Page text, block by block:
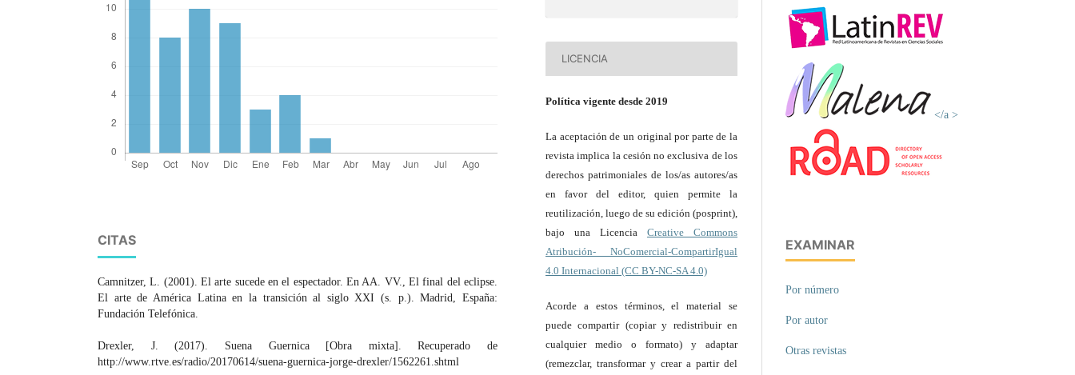
CITAS
Camnitzer, L. (2001). El arte sucede en el espectador. En AA. VV., El final del eclipse.
El arte de América Latina en la transición al siglo XXI (s. p.). Madrid, España:
Fundación Telefónica.
Drexler, J. (2017). Suena Guernica [Obra mixta]. Recuperado de
http://www.rtve.es/radio/20170614/suena-guernica-jorge-drexler/1562261.shtml
LICENCIA
Política vigente desde 2019
La aceptación de un original por parte de la
revista implica la cesión no exclusiva de los
derechos patrimoniales de los/as autores/as
en favor del editor, quien permite la
reutilización, luego de su edición (posprint),
bajo una Licencia Creative Commons
Atribución- NoComercial-CompartirIgual
4.0 Internacional (CC BY-NC-SA 4.0)
Acorde a estos términos, el material se
puede compartir (copiar y redistribuir en
cualquier medio o formato) y adaptar
(remezclar, transformar y crear a partir del
</a >
EXAMINAR
Por número
Por autor
Otras revistas